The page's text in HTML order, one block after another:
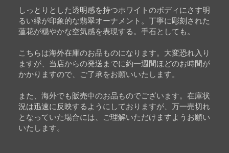
しっとりとした透明感を持つホワイトのボディにさす明
るい緑が印象的な翡翠オーナメント。丁寧に彫刻された
蓮花が穏やかな空気感を表現する。手石としても。
こちらは海外在庫のお品ものになります。大変恐れ入り
ますが、当店からの発送までに約一週間ほどのお時間が
かかりますので、ご了承をお願いいたします。
また、海外でも販売中のお品ものでございます。在庫状
況は迅速に反映するようにしておりますが、万一売切れ
となっていた場合には、ご理解いただけますようお願い
いたします。